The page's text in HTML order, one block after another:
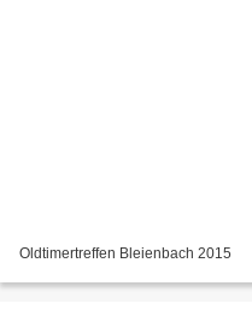
Oldtimertreffen Bleienbach 2015